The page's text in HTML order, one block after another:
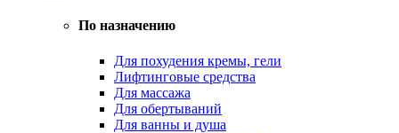
По назначению
Для похудения кремы, гели
Лифтинговые средства
Для массажа
Для обертываний
Для ванны и душа